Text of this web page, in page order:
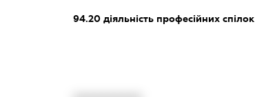
94.20 діяльність професійних спілок